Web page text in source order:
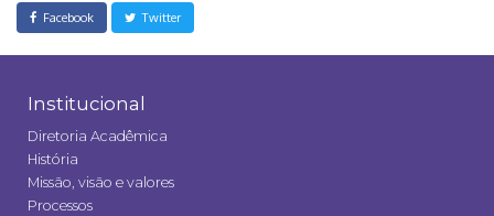
Facebook Twitter
Institucional
Diretoria Acadêmica
História
Missão, visão e valores
Processos